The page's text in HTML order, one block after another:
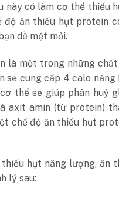
này có làm cơ thể thiếu
độ ăn thiếu hụt protein
dễ mệt mỏi.
là một trong những
sẽ cung cấp 4 calo
thể sẽ giúp phân huỷ
axit amin (từ protein)
chế độ ăn thiếu hụt
thiếu hụt năng lượng, ăn
lý sau: